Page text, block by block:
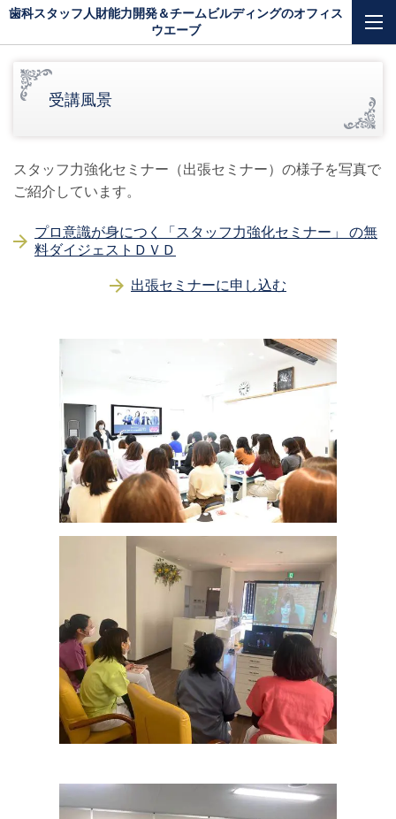
歯科スタッフ人財能力開発＆チームビルディングのオフィス
ウエーブ
受講風景
スタッフ力強化セミナー（出張セミナー）の様子を写真で
ご紹介しています。
プロ意識が身につく「スタッフ力強化セミナー」 の無
料ダイジェストＤＶＤ
出張セミナーに申し込む